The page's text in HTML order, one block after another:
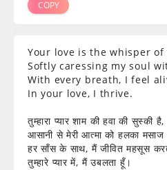
COPY
Your love is the whisper
Softly caressing my soul
With every breath, I feel
In your love, I thrive.
तुम्हारा प्यार शाम की हवा की सुस्की है,
आसानी से मेरी आत्मा को हलका मसाज
हर साँस के साथ, मैं जीवित महसूस
तुम्हारे प्यार में, मैं उबलता हूँ।